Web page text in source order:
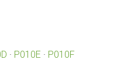
· P010E · P010F